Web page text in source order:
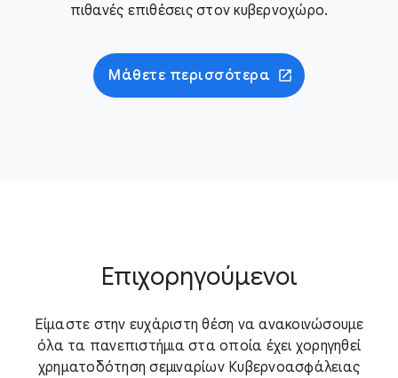
πιθανές επιθέσεις στον κυβερνοχώρο.
Μάθετε περισσότερα
Επιχορηγούμενοι
Είμαστε στην ευχάριστη θέση να ανακοινώσουμε
όλα τα πανεπιστήμια στα οποία έχει χορηγηθεί
χρηματοδότηση σεμιναρίων Κυβερνοασφάλειας